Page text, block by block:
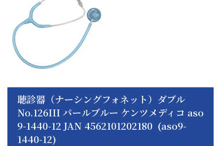
聴診器（ナーシングフォネット）ダブル
No.126III パールブルー ケンツメディコ aso
9-1440-12 JAN 4562101202180 (aso9-
1440-12)